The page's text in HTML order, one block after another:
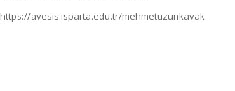
https://avesis.isparta.edu.tr/mehmetuzunkavak